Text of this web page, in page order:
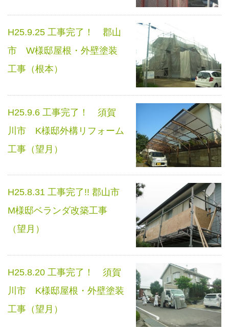
H25.9.25 工事完了！ 郡山
市 W様邸屋根・外壁塗装
工事（根本）
H25.9.6 工事完了！ 須賀
川市 K様邸外構リフォーム
工事（望月）
H25.8.31 工事完了!! 郡山市
M様邸ベランダ改築工事
（望月）
H25.8.20 工事完了！ 須賀
川市 K様邸屋根・外壁塗装
工事（望月）